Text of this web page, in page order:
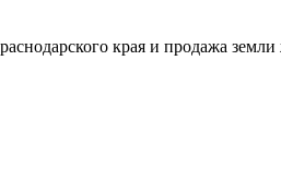
края и продажа